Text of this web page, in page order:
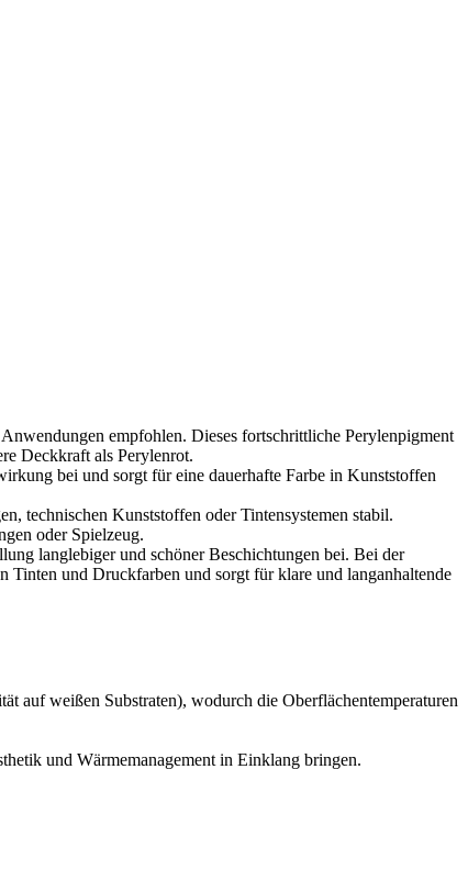
empfohlen. Dieses fortschrittliche Perylenpigment
Deckkraft als Perylenrot.
bei und sorgt für eine dauerhafte Farbe in Kunststoffen
technischen Kunststoffen oder Tintensystemen stabil.
oder Spielzeug.
langlebiger und schöner Beschichtungen bei. Bei der
Tinten und Druckfarben und sorgt für klare und langanhaltende
auf weißen Substraten), wodurch die Oberflächentemperaturen
und Wärmemanagement in Einklang bringen.